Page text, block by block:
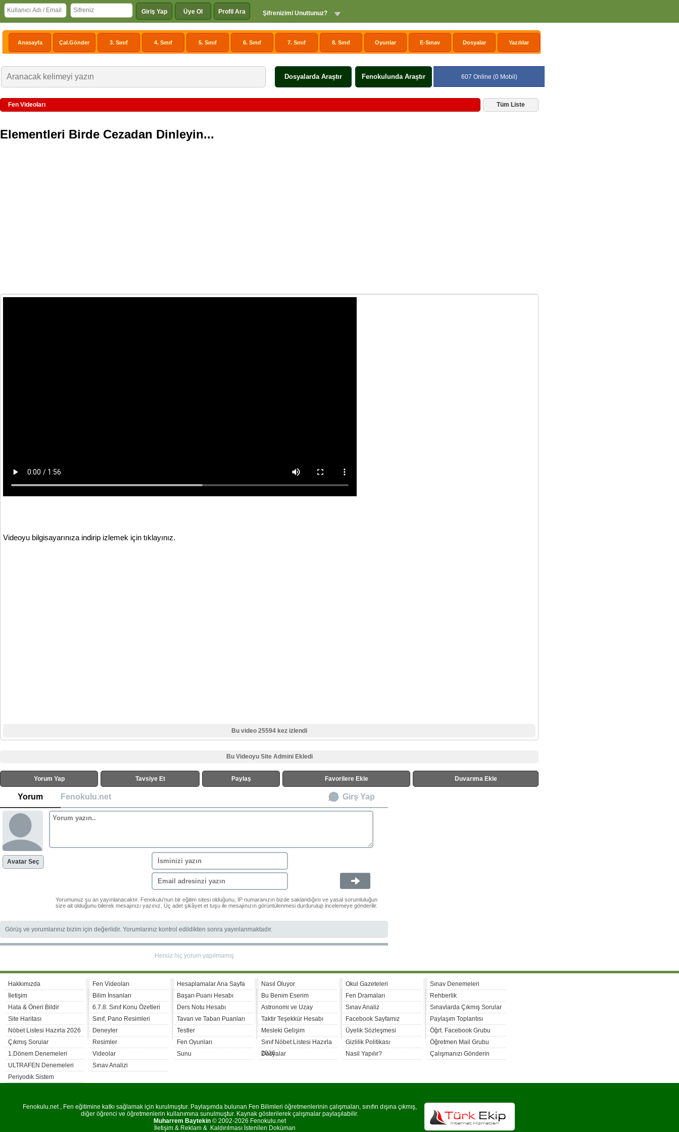
Giriş Yap Üye Ol Profil Ara Şifrenizimi Unuttunuz?
Anasayfa Çal.Gönder 3. Sınıf 4. Sınıf 5. Sınıf 6. Sınıf 7. Sınıf 8. Sınıf Oyunlar E-Sınav Dosyalar Yazılılar
Dosyalarda Araştır Fenokulunda Araştır 607 Online (0 Mobil)
Fen Videoları Tüm Liste
Elementleri Birde Cezadan Dinleyin...
Videoyu bilgisayarınıza indirip izlemek için tıklayınız.
Bu video 25594 kez izlendi
Bu Videoyu Site Admini Ekledi
Yorum Yap Tavsiye Et Paylaş Favorilere Ekle Duvarıma Ekle
Yorum Fenokulu.net Girş Yap
Avatar Seç
Yorumunuz şu an yayınlanacaktır. Fenokulu'nun bir eğitim sitesi olduğunu, IP numaranızın bizde saklandığını ve yasal sorumluluğun
size ait olduğunu bilerek mesajınızı yazınız. Üç adet şikâyet et tuşu ile mesajınızın görüntülenmesi durdurulup incelemeye gönderilir.
Görüş ve yorumlarınız bizim için değerlidir. Yorumlarınız kontrol edildikten sonra yayınlanmaktadır.
Henüz hiç yorum yapılmamış
Hakkımızda
İletişim
Hata & Öneri Bildir
Site Haritası
Nöbet Listesi Hazırla 2026
Çıkmış Sorular
1.Dönem Denemeleri
ULTRAFEN Denemeleri
Periyodik Sistem
Fen Videoları
Bilim İnsanları
6.7.8. Sınıf Konu Özetleri
Sınıf, Pano Resimleri
Deneyler
Resimler
Videolar
Sınav Analizi
Hesaplamalar Ana Sayfa
Başarı Puanı Hesabı
Ders Notu Hesabı
Tavan ve Taban Puanları
Testler
Fen Oyunları
Sunu
Nasıl Oluyor
Bu Benim Eserim
Astronomi ve Uzay
Taktir Teşekkür Hesabı
Mesleki Gelişim
Sınıf Nöbet Listesi Hazırla
2026
Dosyalar
Okul Gazeteleri
Fen Dramaları
Sınav Analiz
Facebook Sayfamız
Üyelik Sözleşmesi
Gizlilik Politikası
Nasil Yapılır?
Sınav Denemeleri
Rehberlik
Sınavlarda Çıkmış Sorular
Paylaşım Toplantısı
Öğrt. Facebook Grubu
Öğretmen Mail Grubu
Çalışmanızı Gönderin
Fenokulu.net , Fen eğitimine katkı sağlamak için kurulmuştur. Paylaşımda bulunan Fen Bilimleri öğretmenlerinin çalışmaları, sınıfın dışına çıkmış,
diğer öğrenci ve öğretmenlerin kullanımına sunulmuştur. Kaynak gösterilerek çalışmalar paylaşılabilir.
Muharrem Baytekin© 2002-2026 Fenokulu.net
İletişim & Reklam & Kaldırılması İstenilen Doküman